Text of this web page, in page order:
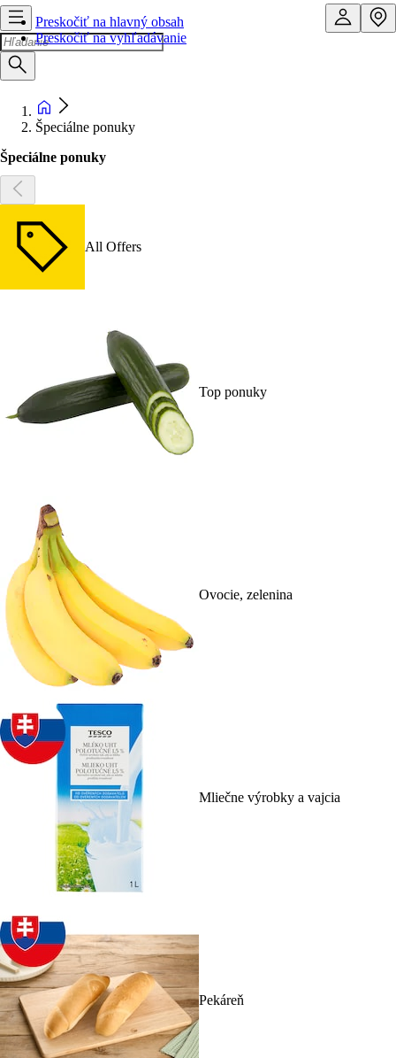
Preskočiť na hlavný obsah
Preskočiť na vyhľadávanie
Špeciálne ponuky
Špeciálne ponuky
All Offers
Top ponuky
Ovocie, zelenina
Mliečne výrobky a vajcia
Pekáreň